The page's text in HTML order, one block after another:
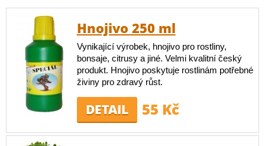
Hnojivo 250 ml
Vynikající výrobek, hnojivo pro rostliny,
bonsaje, citrusy a jiné. Velmi kvalitní český
produkt. Hnojivo poskytuje rostlinám potřebné
živiny pro zdravý růst.
DETAIL 55 Kč